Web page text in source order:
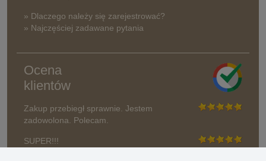
» Dlaczego należy się zarejestrować?
» Najczęściej zadawane pytania
Ocena
klientów
Zakup przebiegł sprawnie. Jestem
zadowolona. Polecam.
SUPER!!!